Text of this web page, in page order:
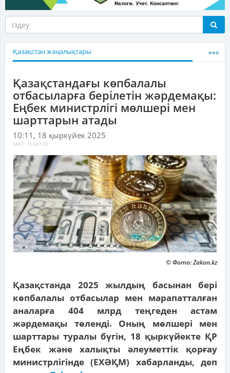
Қазақстан жаңалықтары
Қазақстандағы көпбалалы
отбасыларға берілетін жәрдемақы:
Еңбек министрлігі мөлшері мен
шарттарын атады
10:11, 18 қыркүйек 2025
MKZ: 1504128
© Фото: Zakon.kz
Қазақстанда 2025 жылдың басынан бері
көпбалалы отбасылар мен марапатталған
аналарға 404 млрд теңгеден астам
жәрдемақы төленді. Оның мөлшері мен
шарттары туралы бүгін, 18 қыркүйекте ҚР
Еңбек және халықты әлеуметтік қорғау
министрлігінде (ЕХӘҚМ) хабарланды, деп